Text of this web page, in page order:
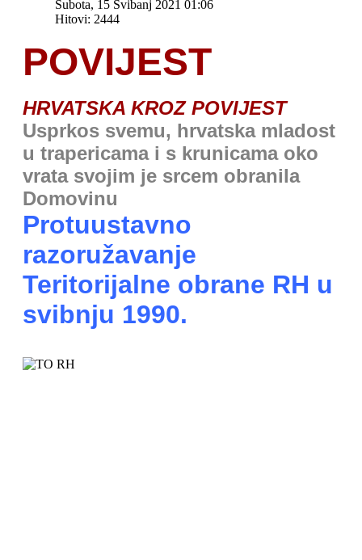
Subota, 15 Svibanj 2021 01:06
Hitovi: 2444
POVIJEST
HRVATSKA KROZ POVIJEST
Usprkos svemu, hrvatska mladost
u trapericama i s krunicama oko
vrata svojim je srcem obranila
Domovinu
Protuustavno
razoružavanje
Teritorijalne obrane RH u
svibnju 1990.